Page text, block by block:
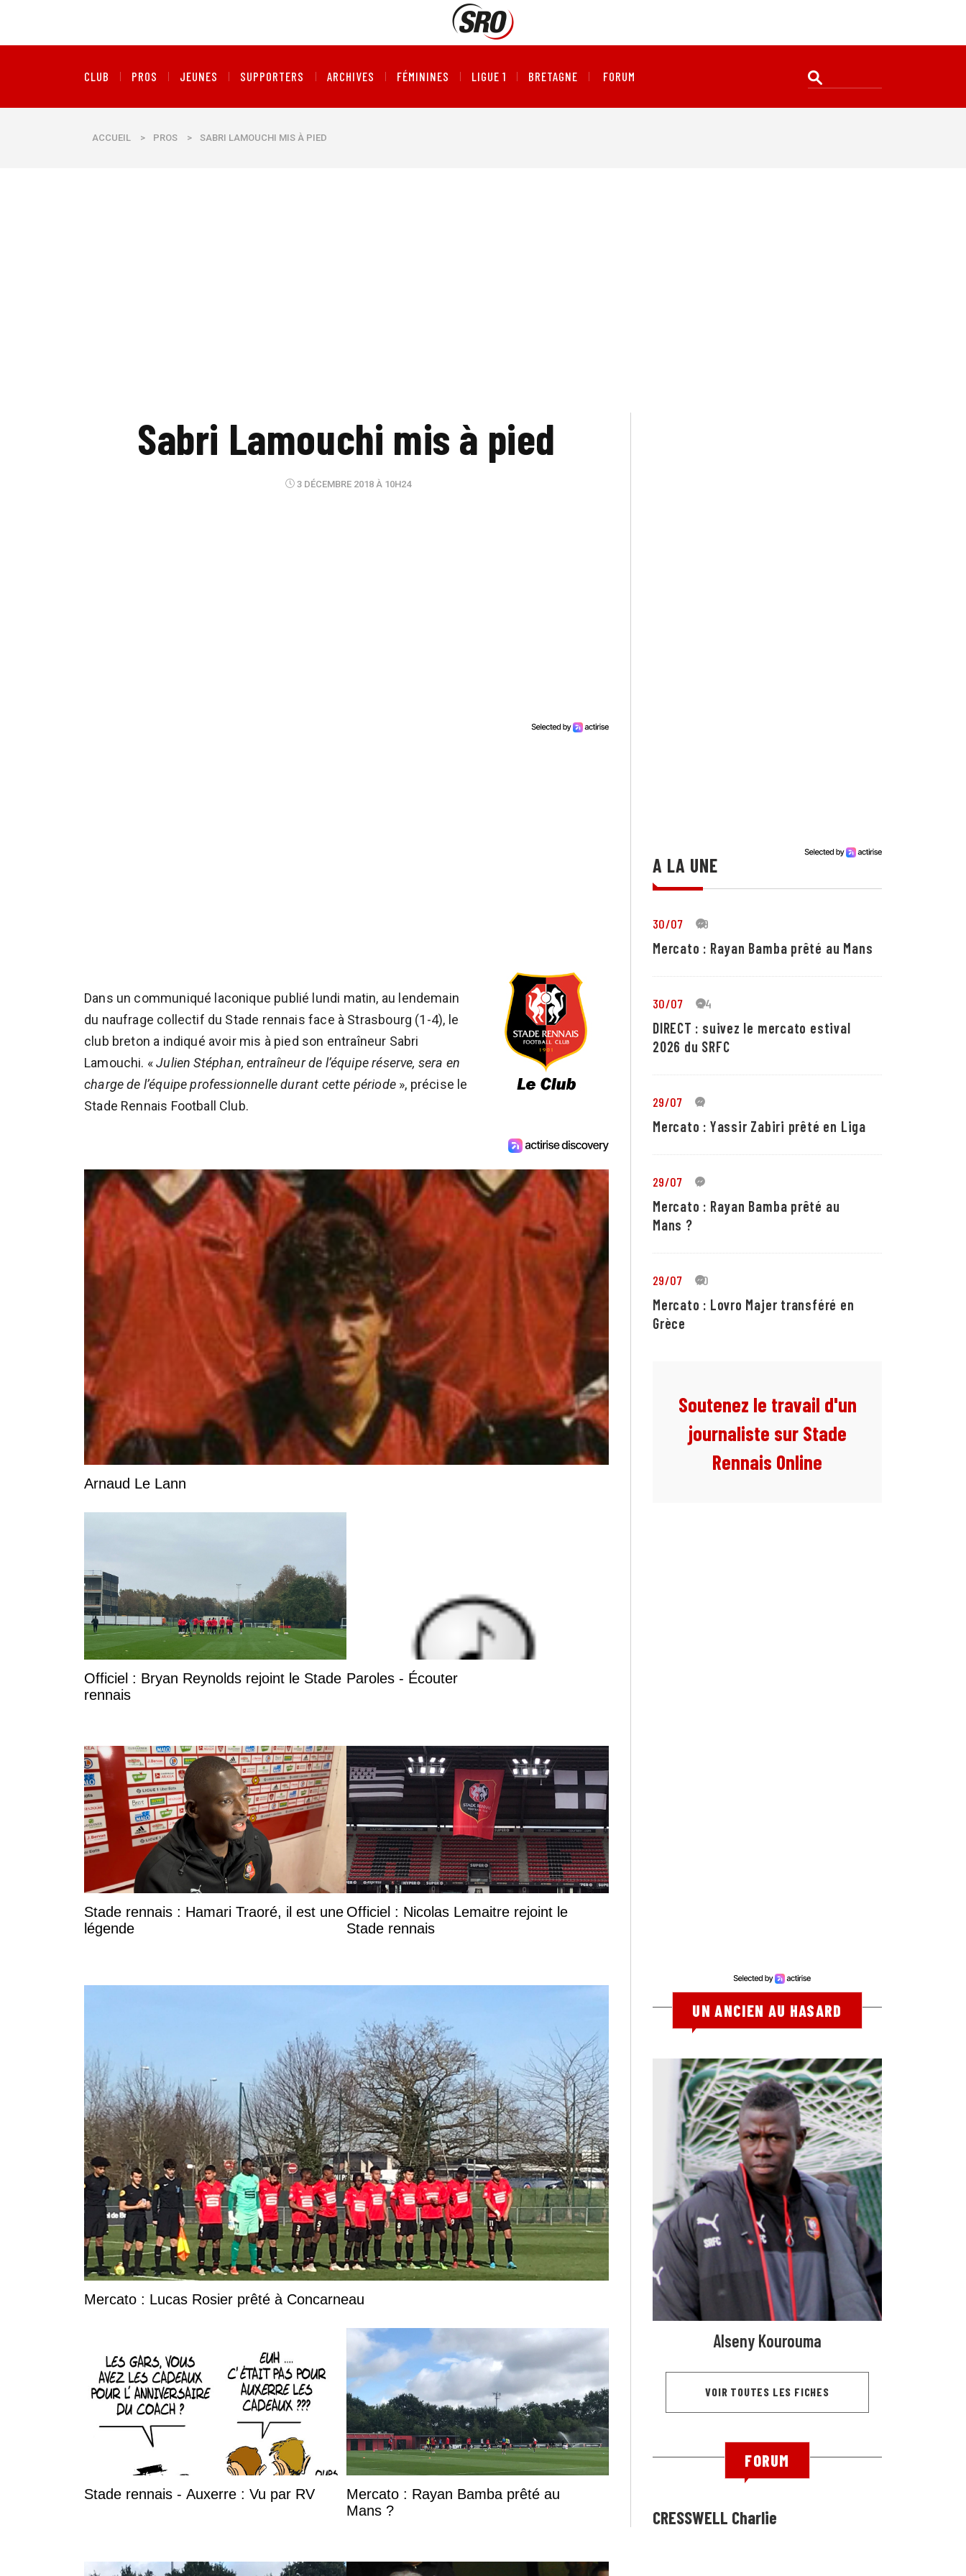
CLUB PROS JEUNES SUPPORTERS ARCHIVES FÉMININES LIGUE 1 BRETAGNE FORUM
ACCUEIL > PROS > SABRI LAMOUCHI MIS À PIED
Sabri Lamouchi mis à pied
3 DÉCEMBRE 2018 À 10H24
Dans un communiqué laconique publié lundi matin, au lendemain
du naufrage collectif du Stade rennais face à Strasbourg (1-4), le
club breton a indiqué avoir mis à pied son entraîneur Sabri
Lamouchi. «Julien Stéphan, entraîneur de l’équipe réserve, sera en
charge de l’équipe professionnelle durant cette période», précise le
Stade Rennais Football Club.
Arnaud Le Lann
Officiel : Bryan Reynolds rejoint le Stade
rennais
Paroles - Écouter
Stade rennais : Hamari Traoré, il est une
légende
Officiel : Nicolas Lemaitre rejoint le
Stade rennais
Mercato : Lucas Rosier prêté à Concarneau
Stade rennais - Auxerre : Vu par RV
Mercato : Rayan Bamba prêté au
Mans ?
A LA UNE
30/07 19
Mercato : Rayan Bamba prêté au Mans
30/07 24
DIRECT : suivez le mercato estival
2026 du SRFC
29/07 4
Mercato : Yassir Zabiri prêté en Liga
29/07 1
Mercato : Rayan Bamba prêté au
Mans ?
29/07 10
Mercato : Lovro Majer transféré en
Grèce
Soutenez le travail d'un
journaliste sur Stade
Rennais Online
UN ANCIEN AU HASARD
Alseny Kourouma
VOIR TOUTES LES FICHES
FORUM
CRESSWELL Charlie